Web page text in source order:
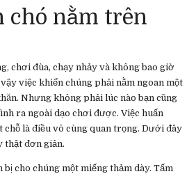
chó nằm trên
chơi đùa, chạy nhảy và không bao giờ
việc khiến chúng phải nằm ngoan một
Nhưng không phải lúc nào bạn cũng
ra ngoài dạo chơi được. Việc huấn
chỗ là điều vô cùng quan trọng. Dưới đây
thật đơn giản.
cho chúng một miếng thảm dày. Tấm